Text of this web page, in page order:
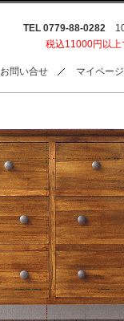
TEL 0779-88-0282
税込11000円以上
お問い合せ マイページ